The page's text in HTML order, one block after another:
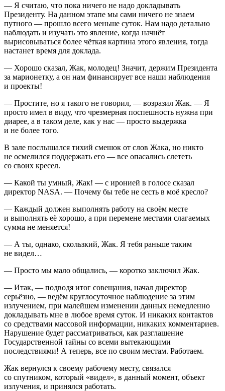
— Я считаю, что пока ничего не надо докладывать
Президенту. На данном этапе мы сами ничего не знаем
путного — прошло всего меньше суток. Нам надо детально
наблюдать и изучать это явление, когда начнёт
вырисовываться более чёткая картина этого явления, тогда
настанет время для доклада.
— Хорошо сказал, Жак, молодец! Значит, держим Президента
за марионетку, а он нам финансирует все наши наблюдения
и проекты!
— Простите, но я такого не говорил, — возразил Жак. — Я
просто имел в виду, что чрезмерная поспешность нужна при
диарее, а в таком деле, как у нас — просто выдержка
и не более того.
В зале послышался тихий смешок от слов Жака, но никто
не осмелился поддержать его — все опасались слететь
со своих кресел.
— Какой ты умный, Жак! — с иронией в голосе сказал
директор NASA. — Почему бы тебе не сесть в моё кресло?
— Каждый должен выполнять работу на своём месте
и выполнять её хорошо, а при перемене местами слагаемых
сумма не меняется!
— А ты, однако, скользкий, Жак. Я тебя раньше таким
не видел…
— Просто мы мало общались, — коротко заключил Жак.
— Итак, — подводя итог совещания, начал директор
серьёзно, — ведём круглосуточное наблюдение за этим
излучением, при малейшем изменении данных немедленно
докладывать мне в любое время суток. И никаких контактов
со средствами массовой информации, никаких комментариев.
Нарушение будет рассматриваться, как разглашение
Государственной тайны со всеми вытекающими
последствиями! А теперь, все по своим местам. Работаем.
Жак вернулся к своему рабочему месту, связался
со спутником, который «видел», в данный момент, объект
излучения, и принялся работать.